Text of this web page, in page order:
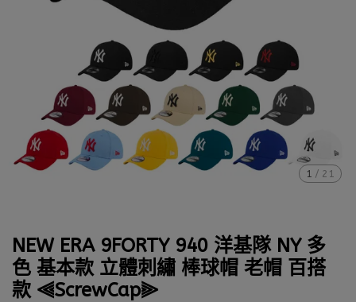
1 / 21
NEW ERA 9FORTY 940 洋基隊 NY 多
色 基本款 立體刺繡 棒球帽 老帽 百搭
款 ⫷ScrewCap⫸